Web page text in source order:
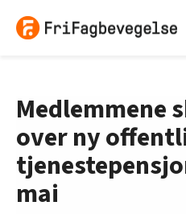
Medlemmene
over ny
mai